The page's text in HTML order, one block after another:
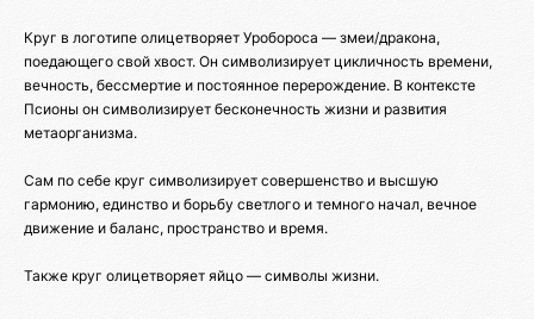
Круг в логотипе олицетворяет Уробороса — змеи/дракона,
поедающего свой хвост. Он символизирует цикличность времени,
вечность, бессмертие и постоянное перерождение. В контексте
Псионы он символизирует бесконечность жизни и развития
метаорганизма.
Сам по себе круг символизирует совершенство и высшую
гармонию, единство и борьбу светлого и темного начал, вечное
движение и баланс, пространство и время.
Также круг олицетворяет яйцо — символы жизни.